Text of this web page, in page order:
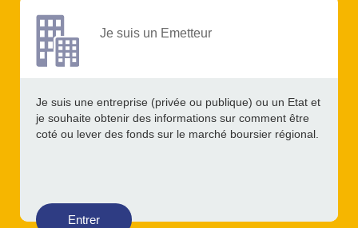
Je suis un Emetteur
Je suis une entreprise (privée ou publique) ou un Etat et
je souhaite obtenir des informations sur comment être
coté ou lever des fonds sur le marché boursier régional.
Entrer